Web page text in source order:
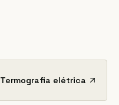
Termografia elétrica